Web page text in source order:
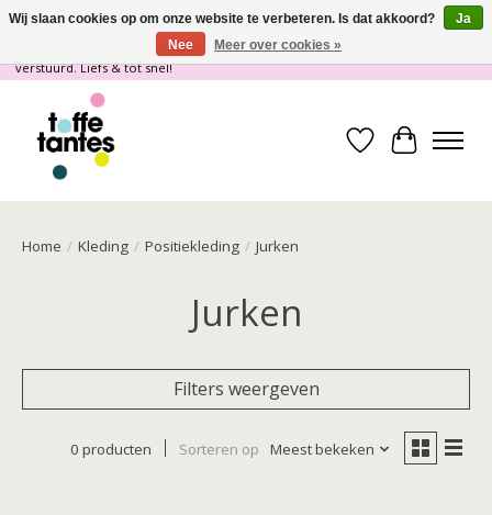
Wij gaan op vakantie! vanaf 4 juli t/m 21 juli worden er geen pakketjes
verstuurd. Liefs & tot snel!
Verlanglijst
Home / Kleding / Positiekleding / Jurken
Jurken
Filters weergeven
0 producten Sorteren op Meest bekeken
Wij slaan cookies op om onze website te verbeteren. Is dat akkoord?
Ja
Nee
Meer over cookies »